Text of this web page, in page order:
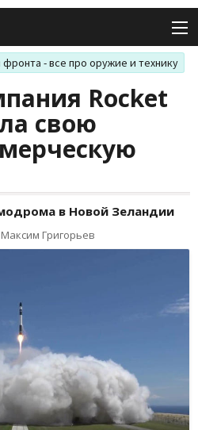
фронта - все про оружие и технику
Rocket
свою
в Новой Зеландии
Григорьев